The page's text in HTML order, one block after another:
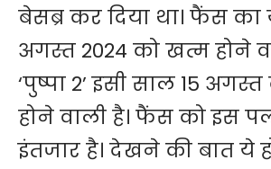
बेसब्र कर दिया था। फैंस का
अगस्त 2024 को खत्म होने
‘पुष्पा 2’ इसी साल 15
होने वाली है। फैंस को इस
इंतजार है। देखने की बात ये